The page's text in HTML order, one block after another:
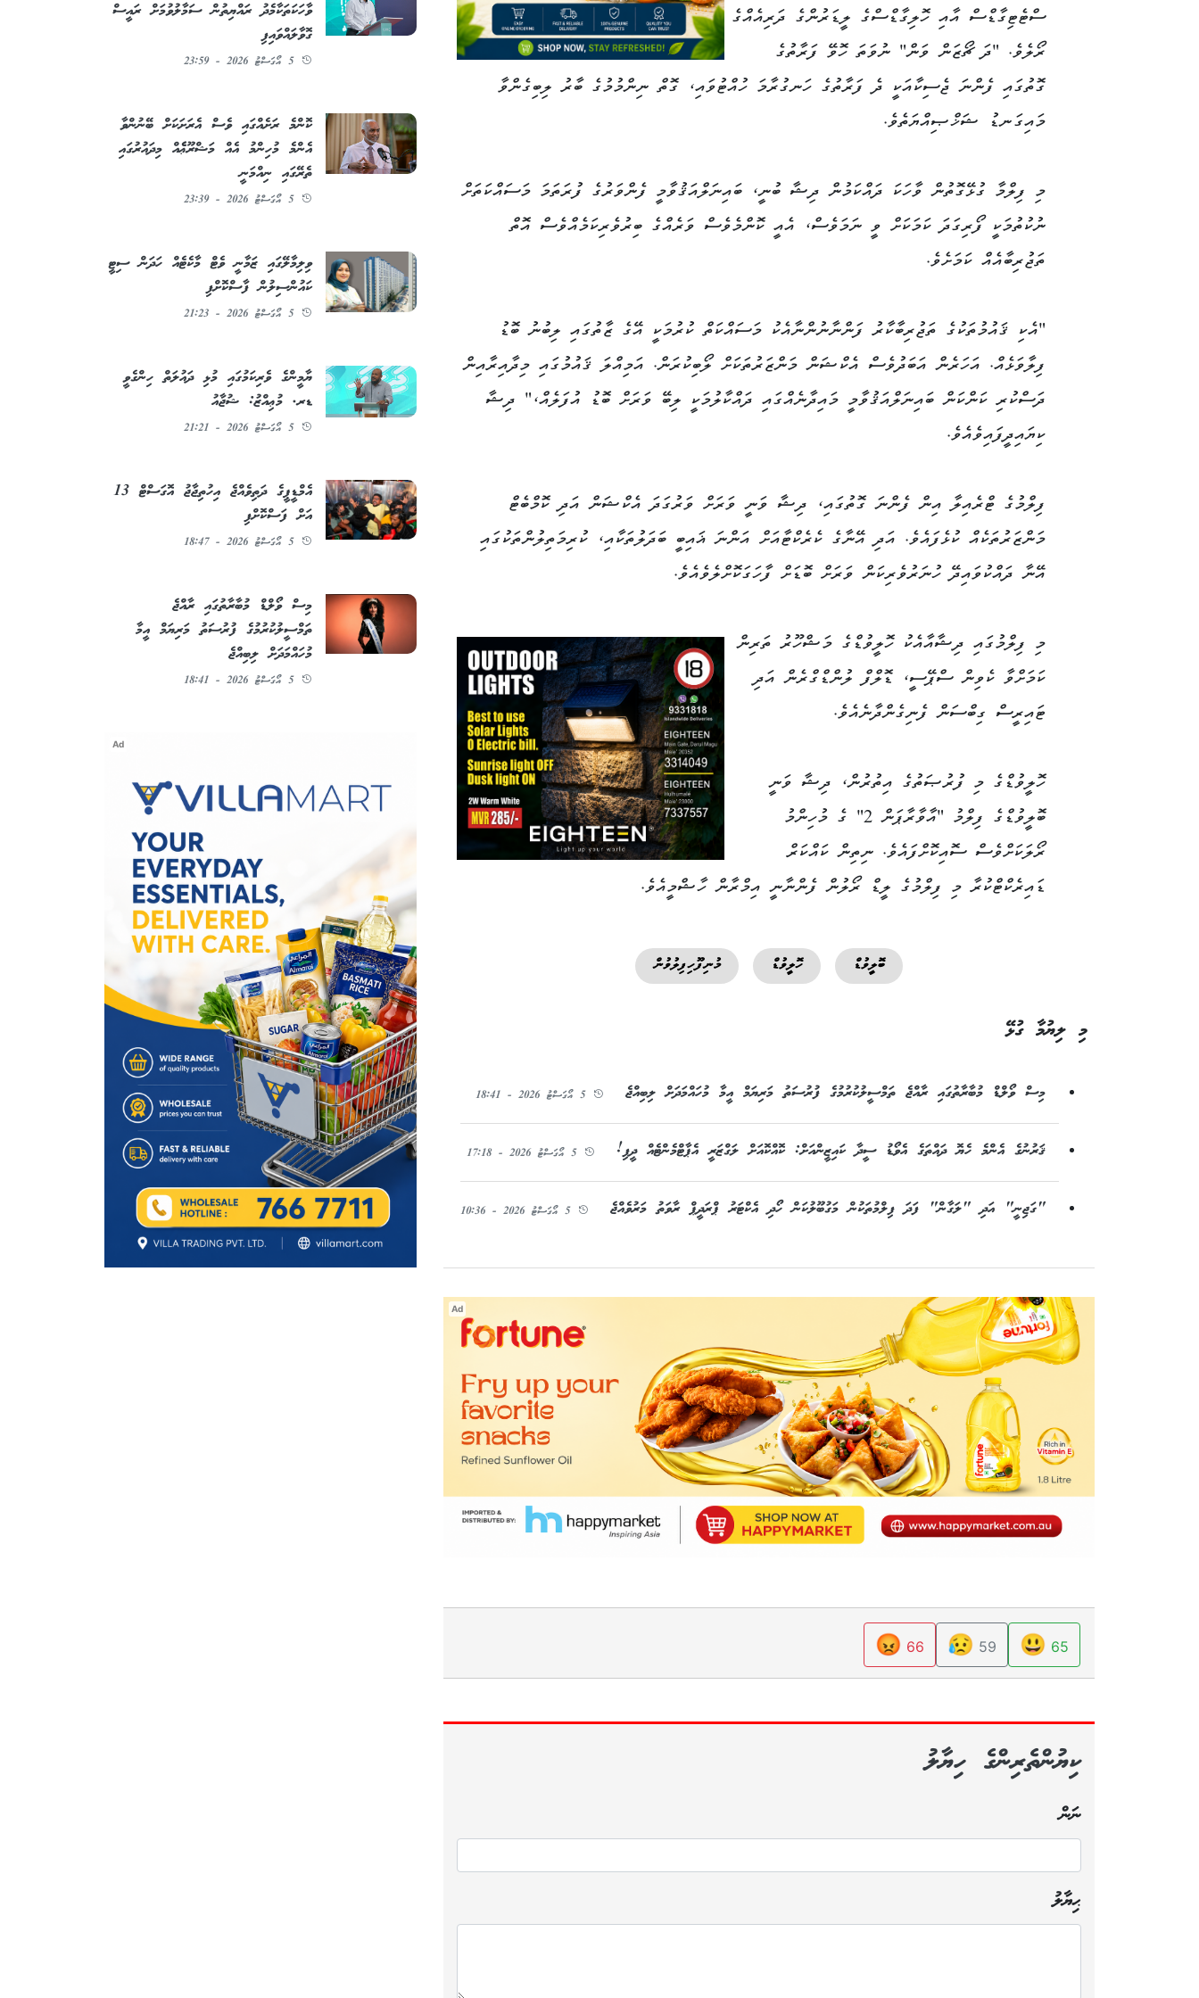
Linkސްޓެޓިގާޑްސް އާއި ހޮލިގާޑްސްގެ ލީޑަރުންގެ ދަރިއެއްގެ
ރޯލެވެ. "ދަ ޗޯޒަން ވަން" ނުވަތަ ހޮވޭ ފަރާތުގެ
ގޮތުގައި ފެންނަ ޖެސިކާއަކީ ދެ ފަރާތުގެ ހަނގުރާމަ ހުއްޓުވައި، ގޮތް ނިންމުމުގެ ބާރު ލިބިގެންވާ
މައިގަނޑު ޝަޚްޞިއްޔަތެވެ.
މި ފިލްމާ ގުޅޭގޮތުން ވާހަކަ ދައްކަމުން ދިޝާ ބުނީ، ބައިނަލްއަޤުވާމީ ފެންވަރުގެ ފުރަތަމަ މަސައްކަތަށް
ނުކުތުމަކީ ފޯރިގަދަ ކަމަކަށް ވީ ނަމަވެސް، އެއީ ކޮންމެވެސް ވަރެއްގެ ބިރުވެރިކަމެއްވެސް އޮތް
ތަޖުރިބާއެއް ކަމަށެވެ.
"އެކި ޤައުމުތަކުގެ ތަޖުރިބާކާރު ފަންނާނުންނާއެކު މަސައްކަތް ކުރުމަކީ އޭގެ ޒާތުގައި ލިބުނު ބޮޑު
ފިލާވަޅެއް. އަހަރެން އަބަދުވެސް އެކްޝަން މަންޒަރުތަކަށް ލޯބިކުރަން. އަމިއްލަ ޤައުމުގައި މިދާއިރާއިން
ދަސްކުރި ކަންކަން ބައިނަލްއަޤުވާމީ މައިދާނެއްގައި ދައްކާލުމަކީ ލިބޭ ވަރަށް ބޮޑު އުފަލެއް،" ދިޝާ
ކިޔައިދީފައިވެއެވެ.
ފިލްމުގެ ޓްރެއިލާ އިން ފެންނަ ގޮތުގައި، ދިޝާ ވަނީ ވަރަށް ވަރުގަދަ އެކްޝަން އަދި ކޮމްބެޓް
މަންޒަރުތަކެއް ކުޅެފައެވެ. އަދި އޭނާގެ ކެރެކްޓާއަށް އަންނަ ޣައިބީ ބަދަލުތަކާއި، ކުރިމަތިލުންތަކުގައި
އޭނާ ދައްކުވައިދޭ ހުނަރުވެރިކަން ވަރަށް ބޮޑަށް ފާހަގަކޮށްލެވެއެވެ.
މި ފިލްމުގައި ދިޝާއާއެކު ހޮލީވުޑްގެ މަޝްހޫރު ތަރިން
ކަމަށްވާ ކެވިން ސްޕޭސީ، ޑޮލްފް ލުންޑްގްރެން އަދި
ޓައިރީސް ގިބްސަން ފެނިގެންދާނެއެވެ.
ހޮލީވުޑްގެ މި ފުރުޞަތުގެ އިތުރުން، ދިޝާ ވަނީ
ބޮލީވުޑްގެ ފިލްމު "އާވާރާޕަން 2" ގެ މުހިންމު
ރޯލަކަށްވެސް ސޮއިކޮށްފައެވެ. ނިތިން ކައްކަރް
ޑައިރެކްޓްކުރާ މި ފިލްމުގެ ލީޑް ރޯލުން ފެންނާނީ އިމްރާން ހާޝްމީއެވެ.
ބޮލީވުޑް ހޮލީވުޑް މުނިފޫހިފިލުވުން
މި ލިޔުމާ ގުޅޭ
މިސް ވޯލްޑް މުބާރާތުގައި ރާއްޖެ ތަމްސީލުކުރުމުގެ ފުރުސަތު މަރިޔަމް އީމާ މުހައްމަދަށް ލިބިއްޖެ 5 އޯގަސްޓު 2026 - 18:41
ޤަރުނުގެ އެންމެ ހެޔޮ ދައްތަގެ އެވޯޑު ސީދާ ކައިޒީންއަށް: ކޮއްކޮއަށް ލަގްޒަރީ އެޕާޓްމެންޓެއް ދީފި! 5 އޯގަސްޓު 2026 - 17:18
"ގަޖިނީ" އަދި "ލަގާން" ފަދަ ފިލްމުތަކުން މަގުބޫލުކަން ހޯދި އެކްޓަރު ޕްރަދީޕް ރާވަތު މަރުވެއްޖެ 5 އޯގަސްޓު 2026 - 10:36
Ad
65
😃
59
😥
66
😡
ކިޔުންތެރިންގެ ހިޔާލު
ނަން
ޙިޔާލު
ވާހަކަތަކާމެދު ރައްޔިތުން ސަމާލުވުމަށް ރައީސް
ގޮވާލައްވައިފި
5 އޯގަސްޓު 2026 - 23:59
ކޮންމެ ރަށެއްގައި ވެސް އެރަށަކަށް ބޭނުންވާ
އެންމެ މުހިންމު އެއް މަޝްރޫޢެެއް މިދައުރުގައި
ތެރޭގައި ނިއްމަނީ
5 އޯގަސްޓު 2026 - 23:39
ވިލިމާލޭގައި ޒަމާނީ ވެޓް މާކެޓެއް ހަދަން ސިޓީ
ކައުންސިލުން ފާސްކޮށްފި
5 އޯގަސްޓު 2026 - 21:23
ޔާމީންގެ ވެރިކަމުގައި މުޅި ދައުލަތް ހިންގެވީ
ޑރ. މުޢިއްޒު: ޝުޖާއު
5 އޯގަސްޓު 2026 - 21:21
އެމްޑީޕީގެ ދަތިވެއްޖެ އިހުތިޖާޖު އޮގަސްޓް 13
އަށް ފަސްކޮށްފި
5 އޯގަސްޓު 2026 - 18:47
މިސް ވޯލްޑް މުބާރާތުގައި ރާއްޖެ
ތަމްސީލުކުރުމުގެ ފުރުސަތު މަރިޔަމް އީމާ
މުހައްމަދަށް ލިބިއްޖެ
5 އޯގަސްޓު 2026 - 18:41
Ad